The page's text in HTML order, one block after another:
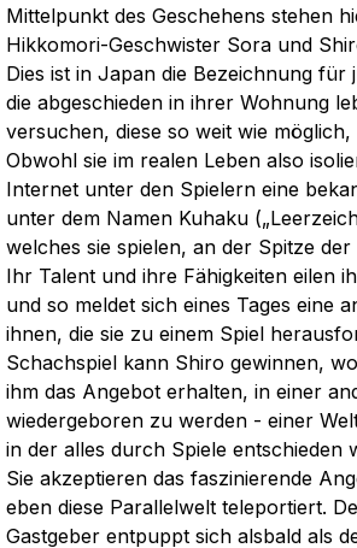
Mittelpunkt des Geschehens stehen
Hikkomori-Geschwister Sora und
Dies ist in Japan die Bezeichnung für
die abgeschieden in ihrer Wohnung
versuchen, diese so weit wie
Obwohl sie im realen Leben also
Internet unter den Spielern eine
unter dem Namen Kuhaku
welches sie spielen, an der Spitze der
Ihr Talent und ihre Fähigkeiten eilen
und so meldet sich eines Tages eine
ihnen, die sie zu einem Spiel
Schachspiel kann Shiro gewinnen,
ihm das Angebot erhalten, in einer
wiedergeboren zu werden - einer
in der alles durch Spiele entschieden
Sie akzeptieren das faszinierende
eben diese Parallelwelt teleportiert.
Gastgeber entpuppt sich alsbald als